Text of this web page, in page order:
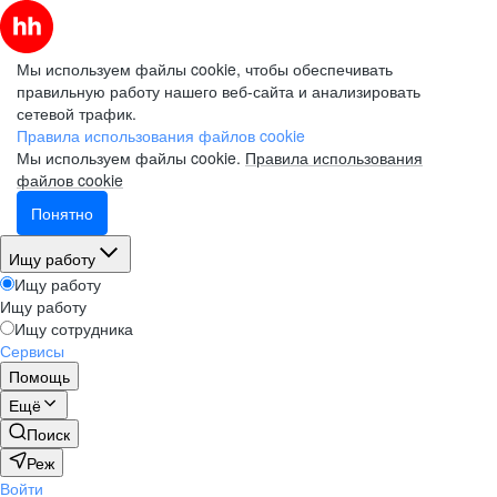
Мы используем файлы cookie, чтобы обеспечивать
правильную работу нашего веб-сайта и анализировать
сетевой трафик.
Правила использования файлов cookie
Мы используем файлы cookie. Правила использования
файлов cookie
Понятно
Ищу работу
Ищу работу
Ищу работу
Ищу сотрудника
Сервисы
Помощь
Ещё
Поиск
Реж
Войти